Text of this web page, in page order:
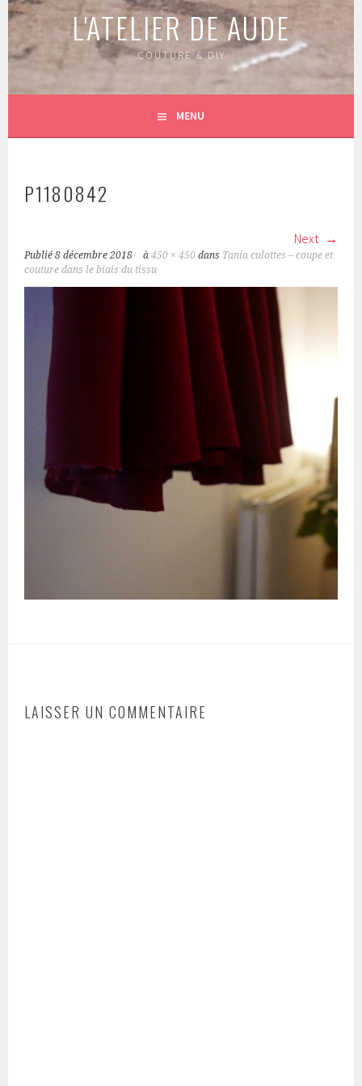
L'ATELIER DE AUDE
COUTURE & DIY
MENU
P1180842
Next
Publié8 décembre 2018 à450 × 450 dans Tania culottes – coupe et
couture dans le biais du tissu
LAISSER UN COMMENTAIRE